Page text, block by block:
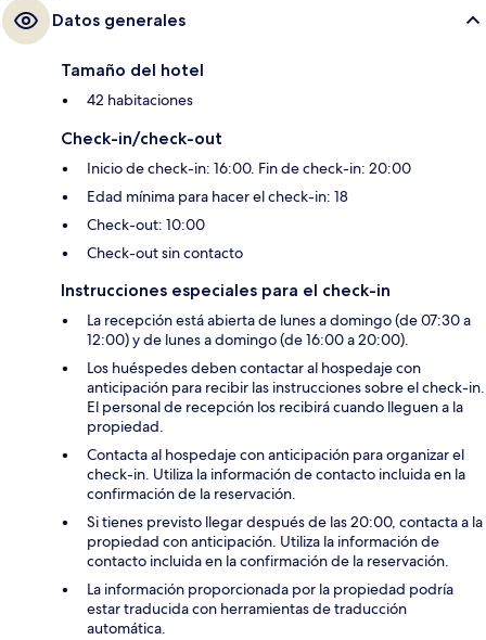
Datos generales
Tamaño del hotel
42 habitaciones
Check-in/check-out
Inicio de check-in: 16:00. Fin de check-in: 20:00
Edad mínima para hacer el check-in: 18
Check-out: 10:00
Check-out sin contacto
Instrucciones especiales para el check-in
La recepción está abierta de lunes a domingo (de 07:30 a
12:00) y de lunes a domingo (de 16:00 a 20:00).
Los huéspedes deben contactar al hospedaje con
anticipación para recibir las instrucciones sobre el check-in.
El personal de recepción los recibirá cuando lleguen a la
propiedad.
Contacta al hospedaje con anticipación para organizar el
check-in. Utiliza la información de contacto incluida en la
confirmación de la reservación.
Si tienes previsto llegar después de las 20:00, contacta a la
propiedad con anticipación. Utiliza la información de
contacto incluida en la confirmación de la reservación.
La información proporcionada por la propiedad podría
estar traducida con herramientas de traducción
automática.